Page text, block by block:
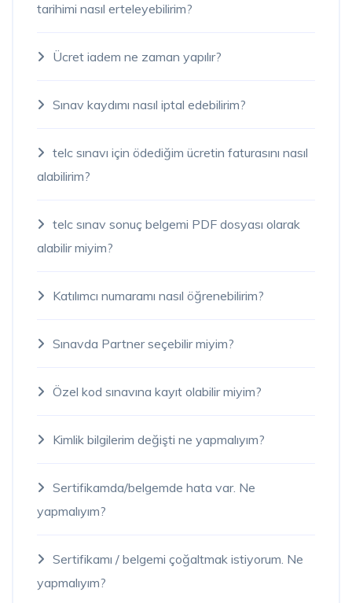
tarihimi nasıl erteleyebilirim?
Ücret iadem ne zaman yapılır?
Sınav kaydımı nasıl iptal edebilirim?
telc sınavı için ödediğim ücretin faturasını nasıl
alabilirim?
telc sınav sonuç belgemi PDF dosyası olarak
alabilir miyim?
Katılımcı numaramı nasıl öğrenebilirim?
Sınavda Partner seçebilir miyim?
Özel kod sınavına kayıt olabilir miyim?
Kimlik bilgilerim değişti ne yapmalıyım?
Sertifikamda/belgemde hata var. Ne
yapmalıyım?
Sertifikamı / belgemi çoğaltmak istiyorum. Ne
yapmalıyım?